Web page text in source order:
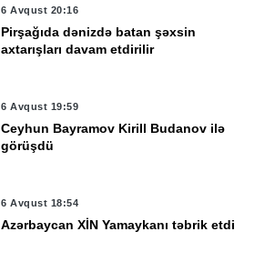
6 Avqust 20:16
Pirşağıda dənizdə batan şəxsin
axtarışları davam etdirilir
6 Avqust 19:59
Ceyhun Bayramov Kirill Budanov ilə
görüşdü
6 Avqust 18:54
Azərbaycan XİN Yamaykanı təbrik etdi